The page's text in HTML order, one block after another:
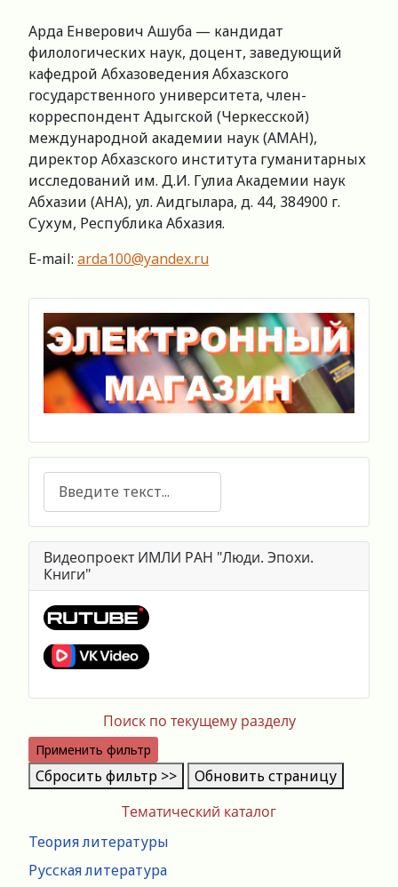
Тематический каталог
Теория литературы
Русская литература
Арда Енверович Ашуба — кандидат
филологических наук, доцент, заведующий
кафедрой Абхазоведения Абхазского
государственного университета, член-
корреспондент Адыгской (Черкесской)
международной академии наук (АМАН),
директор Абхазского института гуманитарных
исследований им. Д.И. Гулиа Академии наук
Абхазии (АНА), ул. Аидгылара, д. 44, 384900 г.
Сухум, Республика Абхазия.
E-mail: arda100@yandex.ru
Поиск
Видеопроект ИМЛИ РАН "Люди. Эпохи.
Книги"
Поиск по текущему разделу
Применить фильтр
Сбросить фильтр >> Обновить страницу